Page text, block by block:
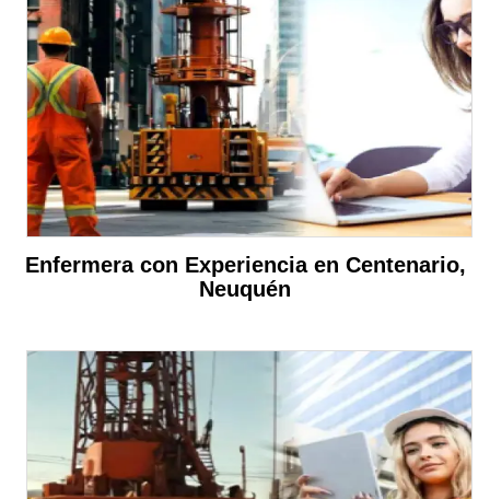
Enfermera con Experiencia en Centenario,
Neuquén